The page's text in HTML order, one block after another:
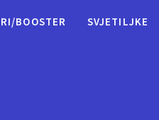
BOOSTER SVJETILJKE